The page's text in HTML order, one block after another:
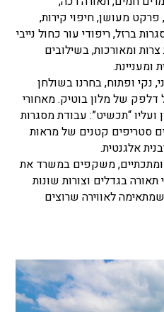
מעושן, חיפוי קירות,
ברזל, ריפודי עור כחול נייבי
ומאורכות, בשילובים
ומעניינת.
נקי ופתוח, בחרנו בשולחן
של מלון בוטיק. מאחורי
ועליו “תכשיט”: עבודת מסגרות
סטריפים קטנים של מראות
אלגנטית.
ומתכתיים, משקפים במשרד את
תאורה בגדלים וצורות שונות
שמתאימה לאווירה שרוצים